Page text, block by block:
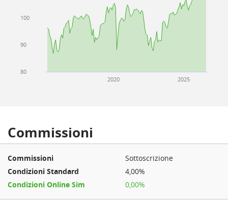
2020 2025
80
90
100
Commissioni
Sottoscrizione
4,00%
0,00%